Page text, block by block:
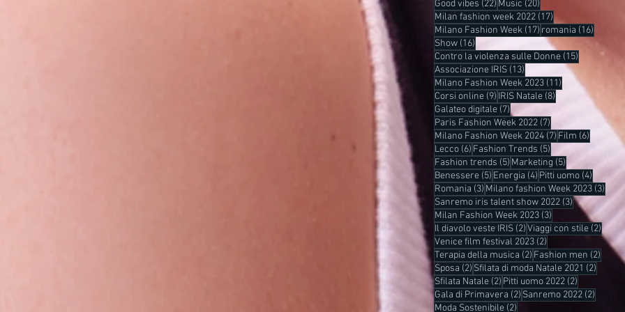
Good vibes (22) 22 post
Music (20)
Milan fashion week 2022 (17)
Milano Fashion Week (17) 17 post
romania (16)
Show (16)
Contro la violenza sulle Donne (15) 15 post
Associazione IRIS (13)
Milano Fashion Week 2023 (11) 11 post
Corsi online (9) 9 post
IRIS Natale (8)
Galateo digitale (7)7 post
Paris Fashion Week 2022 (7)
Milano Fashion Week 2024 (7) 7 post
Film (6)
Lecco (6) 6 post
Fashion Trends (5)
Fashion trends (5) 5 post
Marketing (5)
Benessere (5) 5 post
Energia (4) 4 post
Pitti uomo (4)
Romania (3) 3 post
Milano fashion Week 2023 (3) 3
Sanremo iris talent show 2022 (3)3 post
Milan Fashion Week 2023 (3)
Il diavolo veste IRIS (2)2 post
Viaggi con stile (2)2 post
Venice film festival 2023 (2)
Terapia della musica (2) 2 post
Fashion men (2) 2 post
Sposa (2) 2 post
Sfilata di moda Natale 2021 (2)
Sfilata Natale (2) 2 post
Pitti uomo 2022 (2)
Gala di Primavera (2) 2 post
Sanremo 2022 (2)
Moda Sostenibile (2)